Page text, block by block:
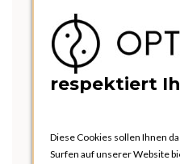
respektiert
Diese Cookies sollen Ihnen
Surfen auf unserer Website